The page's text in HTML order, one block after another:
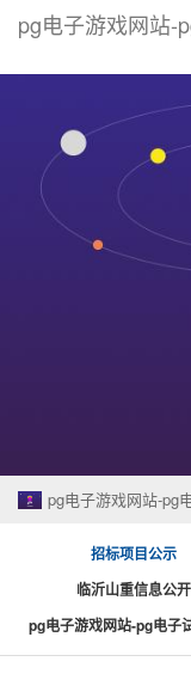
pg电子游戏网站-
pg电子游戏网站-pg
招标项目公示
临沂山重信息公开
pg电子游戏网站-pg电子